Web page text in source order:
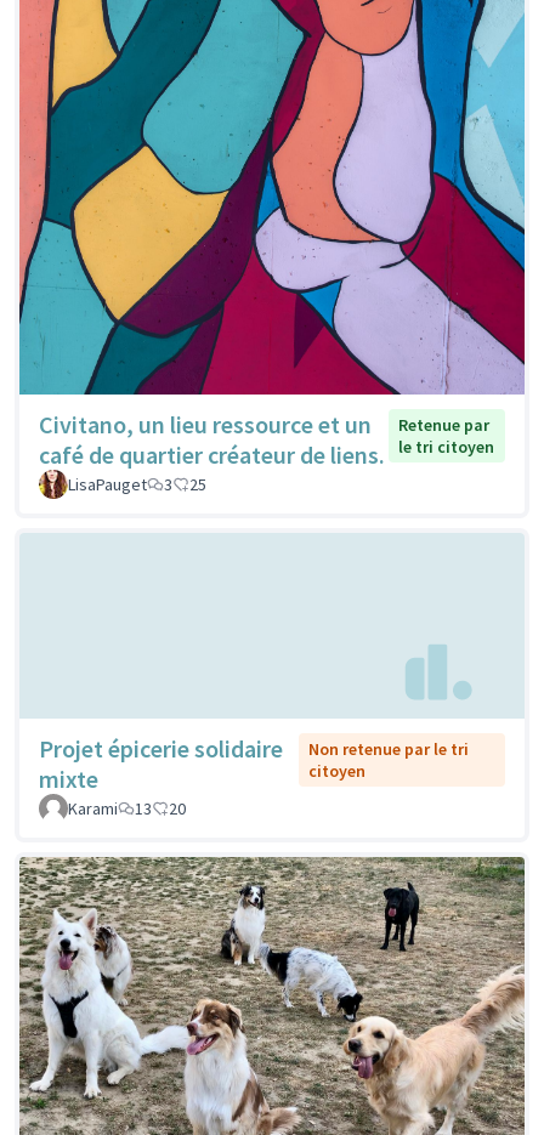
Civitano, un lieu ressource et un
café de quartier créateur de liens.
Retenue par
le tri citoyen
LisaPauget
3 25
Projet épicerie solidaire
mixte
Non retenue par le tri
citoyen
Karami
13 20